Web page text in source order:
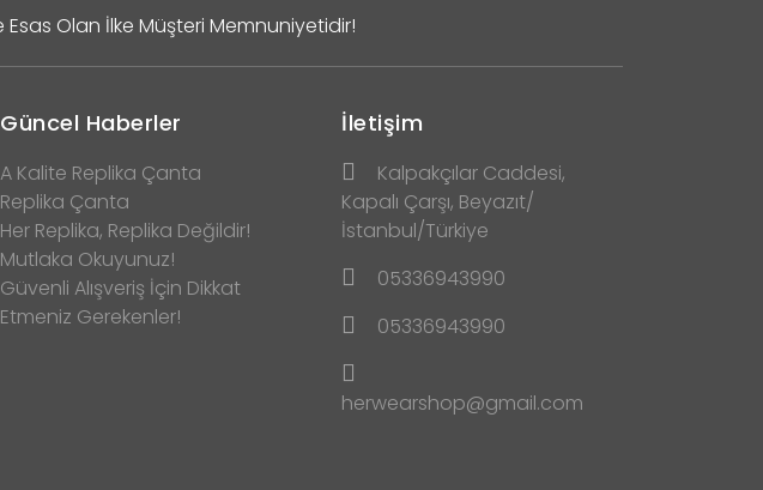
Olan İlke Müşteri Memnuniyetidir!
Güncel Haberler
A Kalite Replika Çanta
Replika Çanta
Her Replika, Replika Değildir!
Mutlaka Okuyunuz!
Güvenli Alışveriş İçin Dikkat
Etmeniz Gerekenler!
İletişim
Kalpakçılar Caddesi,
Kapalı Çarşı, Beyazıt/
İstanbul/Türkiye
05336943990
05336943990
herwearshop@gmail.com